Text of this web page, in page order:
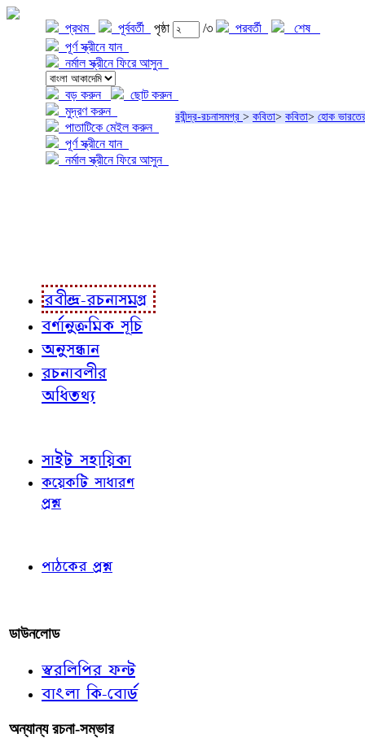
প্রথম পূর্ববর্তী পৃষ্ঠা /৩ পরবর্তী
শেষ
পূর্ণ স্ক্রীনে যান
নর্মাল স্ক্রীনে ফিরে আসুন
বড় করুন
ছোট করুন
মুদ্রণ করুন
পাতাটিকে মেইল করুন
পূর্ণ স্ক্রীনে যান
নর্মাল স্ক্রীনে ফিরে আসুন
রবীন্দ্র-রচনাসমগ্র > কবিতা> কবিতা> হোক
রবীন্দ্র-রচনাসমগ্র
বর্ণানুক্রমিক সূচি
অনুসন্ধান
রচনাবলীর
অধিতথ্য
সাইট সহায়িকা
কয়েকটি সাধারণ
প্রশ্ন
পাঠকের প্রশ্ন
ডাউনলোড
স্বরলিপির ফন্ট
বাংলা কি-বোর্ড
অন্যান্য রচনা-সম্ভার